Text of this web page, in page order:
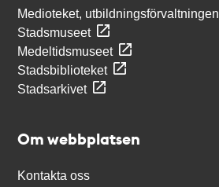
Medioteket, utbildningsförvaltningen
Stadsmuseet
Medeltidsmuseet
Stadsbiblioteket
Stadsarkivet
Om webbplatsen
Kontakta oss